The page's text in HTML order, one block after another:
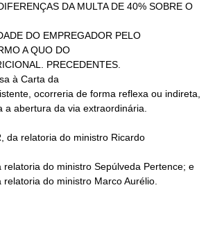
A QUO DO
à Carta da